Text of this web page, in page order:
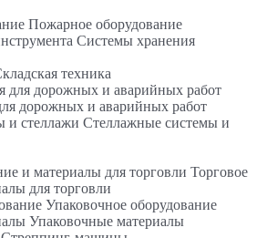
Пожарное оборудование
Системы хранения
техника
дорожных и аварийных работ
Стеллажные системы и
Торговое
для торговли
Упаковочное оборудование
Упаковочные материалы